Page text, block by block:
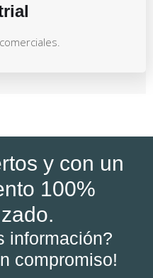
y con un
100%
información?
compromiso!